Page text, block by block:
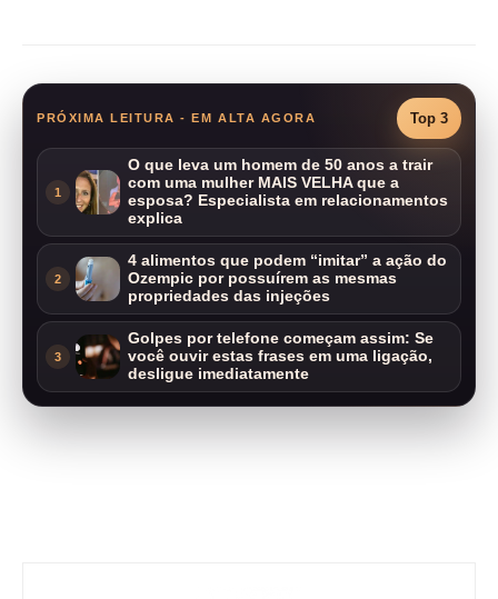
PRÓXIMA LEITURA - EM ALTA AGORA Top 3
1
O que leva um homem de 50 anos a trair
com uma mulher MAIS VELHA que a
esposa? Especialista em relacionamentos
explica
2
4 alimentos que podem “imitar” a ação do
Ozempic por possuírem as mesmas
propriedades das injeções
3
Golpes por telefone começam assim: Se
você ouvir estas frases em uma ligação,
desligue imediatamente